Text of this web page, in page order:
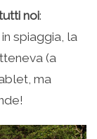
noi:
spiaggia, la
(a
ma